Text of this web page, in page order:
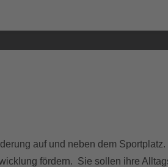
auf und neben dem
fördern. Sie sollen ihre